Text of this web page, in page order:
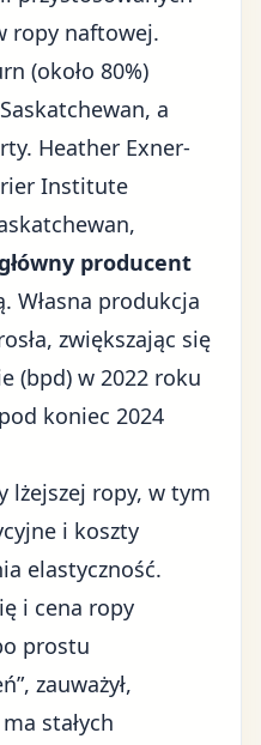
ropy naftowej.
(około 80%)
a
Heather Exner-
Institute
producent
Własna produkcja
zwiększając się
(bpd) w 2022 roku
pod koniec 2024
lżejszej ropy, w tym
i koszty
elastyczność.
i cena ropy
prostu
zauważył,
stałych